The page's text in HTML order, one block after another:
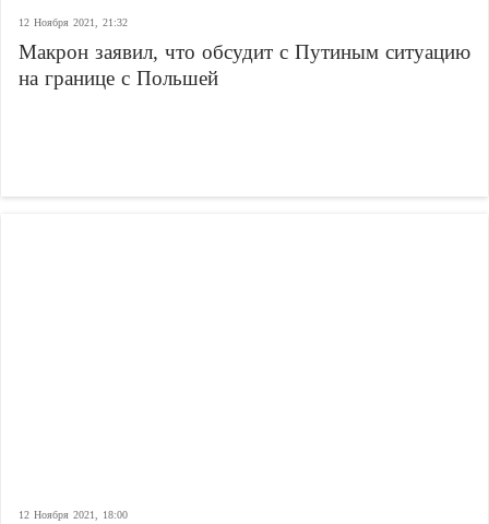
12 Ноября 2021, 21:32
Макрон заявил, что обсудит с Путиным ситуацию
на границе с Польшей
12 Ноября 2021, 18:00